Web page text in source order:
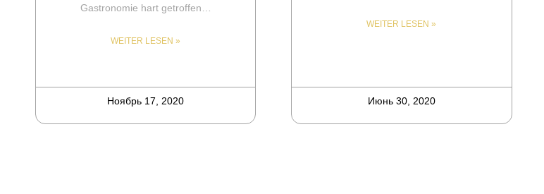
Gastronomie hart getroffen…
WEITER LESEN »
Ноябрь 17, 2020
WEITER LESEN »
Июнь 30, 2020